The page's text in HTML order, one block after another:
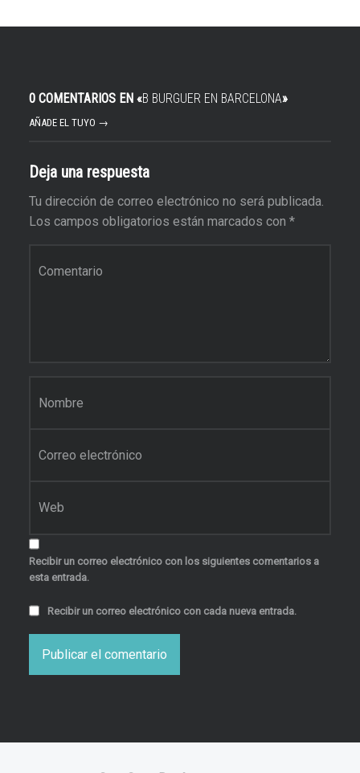
0 COMENTARIOS EN «B BURGUER EN BARCELONA»
AÑADE EL TUYO →
Deja una respuesta
Tu dirección de correo electrónico no será publicada.
Los campos obligatorios están marcados con *
Recibir un correo electrónico con los siguientes comentarios a
esta entrada.
Recibir un correo electrónico con cada nueva entrada.